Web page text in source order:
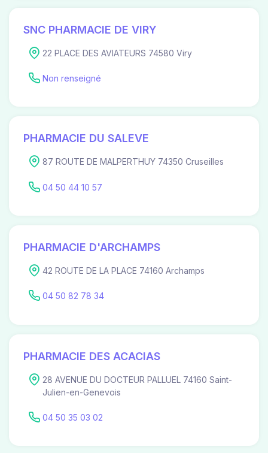
SNC PHARMACIE DE VIRY
22 PLACE DES AVIATEURS 74580 Viry
Non renseigné
PHARMACIE DU SALEVE
87 ROUTE DE MALPERTHUY 74350 Cruseilles
04 50 44 10 57
PHARMACIE D'ARCHAMPS
42 ROUTE DE LA PLACE 74160 Archamps
04 50 82 78 34
PHARMACIE DES ACACIAS
28 AVENUE DU DOCTEUR PALLUEL 74160 Saint-
Julien-en-Genevois
04 50 35 03 02